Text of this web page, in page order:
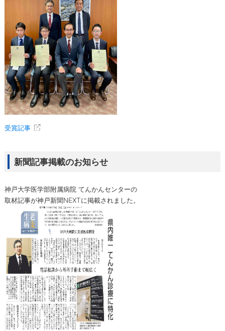
受賞記事
新聞記事掲載のお知らせ
神戸大学医学部附属病院 てんかんセンターの
取材記事が神戸新聞NEXTに掲載されました。